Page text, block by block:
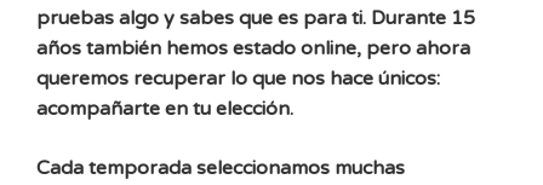
pruebas algo y sabes que es para ti. Durante 15
años también hemos estado online, pero ahora
queremos recuperar lo que nos hace únicos:
acompañarte en tu elección.
Cada temporada seleccionamos muchas